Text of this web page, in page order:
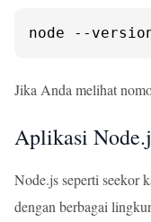
node --
Jika Anda melihat
Aplikasi
Node.js seperti seekor
dengan berbagai